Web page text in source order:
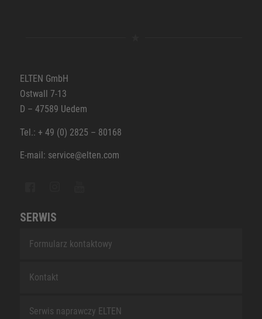
ELTEN GmbH
Ostwall 7-13
D – 47589 Uedem
Tel.: + 49 (0) 2825 – 80168
E-mail: service@elten.com
SERWIS
Formularz kontaktowy
Kontakt
Serwis naprawczy ELTEN